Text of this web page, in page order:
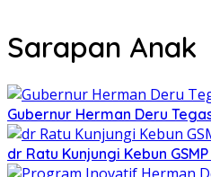
Sarapan Anak
Gubernur Herman Deru
dr Ratu Kunjungi Kebun